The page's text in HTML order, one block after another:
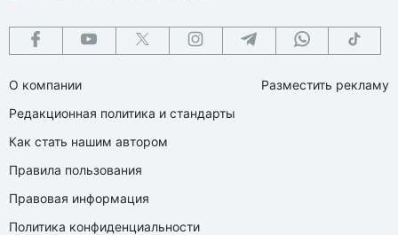
О компании
Редакционная политика и стандарты
Как стать нашим автором
Правила пользования
Правовая информация
Политика конфиденциальности
Разместить рекламу